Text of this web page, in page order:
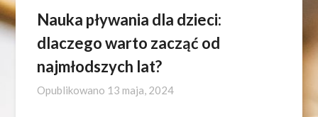
Nauka pływania dla dzieci:
dlaczego warto zacząć od
najmłodszych lat?
Opublikowano 13 maja, 2024